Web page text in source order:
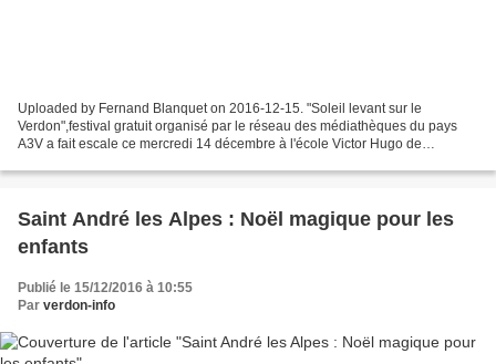
Uploaded by Fernand Blanquet on 2016-12-15. "Soleil levant sur le
Verdon",festival gratuit organisé par le réseau des médiathèques du pays
A3V a fait escale ce mercredi 14 décembre à l'école Victor Hugo de
Saint André les Alpes : Noël magique pour les
enfants
Publié le 15/12/2016 à 10:55
Par verdon-info